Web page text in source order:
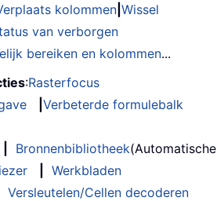
kolommen Wissel
van verborgen
bereiken en kolommen...
:Rasterfocus
Verbeterde formulebalk
Bronnenbibliotheek(Automatische
Werkbladen
Versleutelen/Cellen decoderen